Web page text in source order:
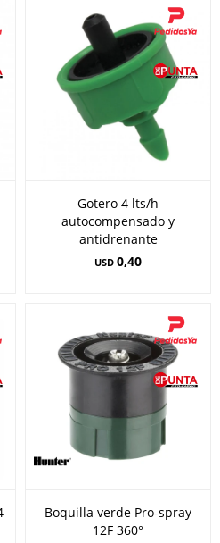
Gotero 4 lts/h
autocompensado y
antidrenante
USD 0,40
Boquilla verde Pro-spray
12F 360°